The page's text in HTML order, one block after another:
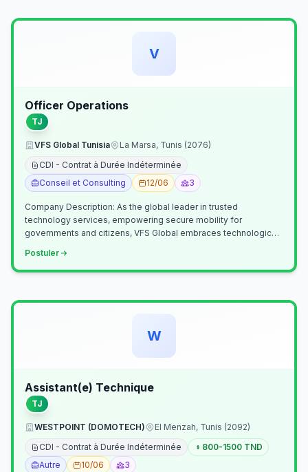
V
Officer Operations
TJ
VFS Global Tunisia
La Marsa, Tunis (2076)
CDI - Contrat à Durée Indéterminée
Conseil et Consulting
12/06 3
Company Description: As the global leader in trusted
technology services, empowering secure mobility for
governments and citizens, VFS Global embraces technological
Postuler
W
Assistant(e) Technique
TJ
WESTPOINT (DOMOTECH)
El Menzah, Tunis (2092)
CDI - Contrat à Durée Indéterminée
800-1500 TND
Autre
10/06 3